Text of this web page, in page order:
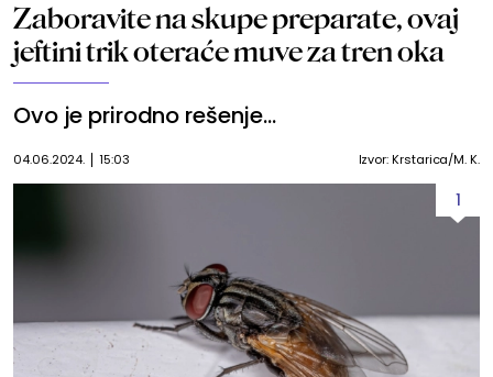
Zaboravite na skupe preparate, ovaj
jeftini trik oteraće muve za tren oka
Ovo je prirodno rešenje...
04.06.2024. 15:03 Izvor: Krstarica/M. K.
1